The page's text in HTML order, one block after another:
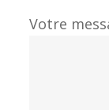
Votre